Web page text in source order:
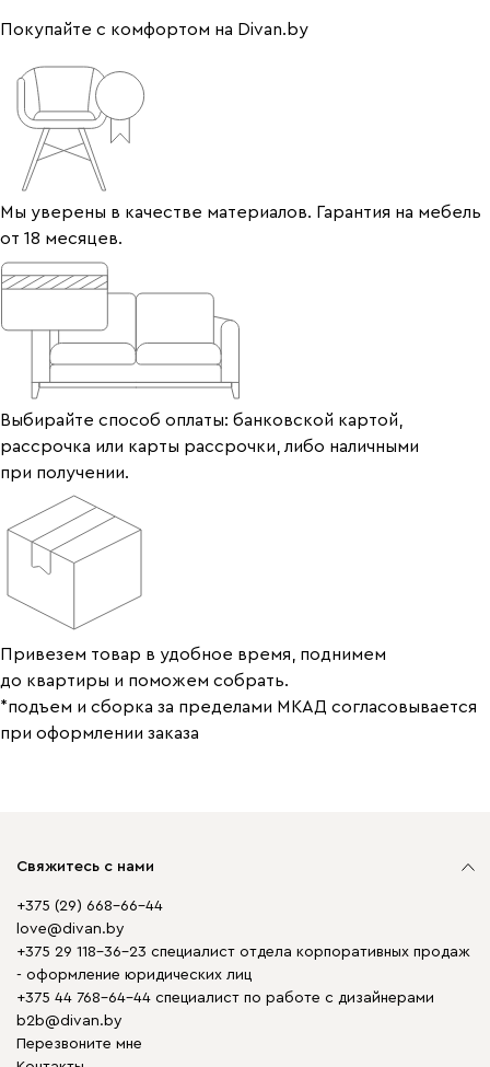
Покупайте с комфортом на Divan.by
Мы уверены в качестве материалов. Гарантия на мебель
от 18 месяцев.
Выбирайте способ оплаты: банковской картой,
рассрочка или карты рассрочки, либо наличными
при получении.
Привезем товар в удобное время, поднимем
до квартиры и поможем собрать.
*подъем и сборка за пределами МКАД согласовывается
при оформлении заказа
Свяжитесь с нами
+375 (29) 668-66-44
love@divan.by
+375 29 118-36-23 специалист отдела корпоративных продаж
- оформление юридических лиц
+375 44 768-64-44 специалист по работе с дизайнерами
b2b@divan.by
Перезвоните мне